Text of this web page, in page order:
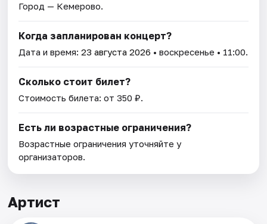
Город — Кемерово.
Когда запланирован концерт?
Дата и время:23 августа 2026 • воскресенье • 11:00.
Сколько стоит билет?
Стоимость билета: от 350 ₽.
Есть ли возрастные ограничения?
Возрастные ограничения уточняйте у
организаторов.
Артист